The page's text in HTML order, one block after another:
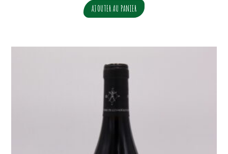
AJOUTER AU PANIER